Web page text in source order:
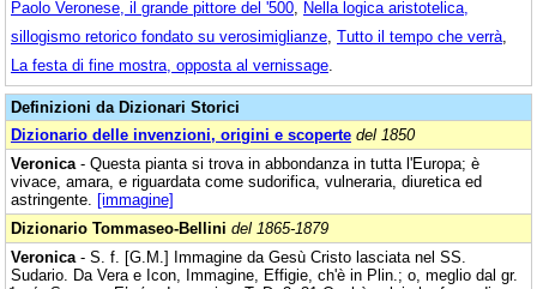
Paolo Veronese, il grande pittore del '500 Nella logica aristotelica,
sillogismo retorico fondato su verosimiglianze Tutto il tempo che verrà
La festa di fine mostra, opposta al vernissage
Definizioni da Dizionari Storici
Dizionario delle invenzioni, origini e scoperte del 1850
Veronica - Questa pianta si trova in abbondanza in tutta l'Europa; è
vivace, amara, e riguardata come sudorifica, vulneraria, diuretica ed
astringente. [immagine]
Dizionario Tommaseo-Bellini del 1865-1879
Veronica - S. f. [G.M.] Immagine da Gesù Cristo lasciata nel SS.
Sudario. Da Vera e Icon, Immagine, Effigie, ch'è in Plin.; o, meglio dal gr.